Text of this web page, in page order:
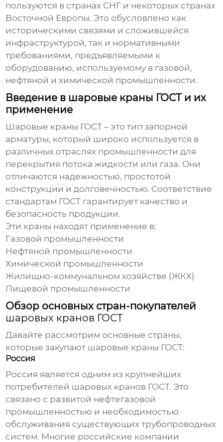
пользуются в странах СНГ и некоторых странах
Восточной Европы. Это обусловлено как
историческими связями и сложившейся
инфраструктурой, так и нормативными
требованиями, предъявляемыми к
оборудованию, используемому в газовой,
нефтяной и химической промышленности.
Введение в шаровые краны ГОСТ и их
применение
Шаровые краны ГОСТ – это тип запорной
арматуры, который широко используется в
различных отраслях промышленности для
перекрытия потока жидкости или газа. Они
отличаются надежностью, простотой
конструкции и долговечностью. Соответствие
стандартам ГОСТ гарантирует качество и
безопасность продукции.
Эти краны находят применение в:
Газовой промышленности
Нефтяной промышленности
Химической промышленности
Жилищно-коммунальном хозяйстве (ЖКХ)
Пищевой промышленности
Обзор основных стран-покупателей
шаровых кранов ГОСТ
Давайте рассмотрим основные страны,
которые закупают шаровые краны ГОСТ:
Россия
Россия является одним из крупнейших
потребителей шаровых кранов ГОСТ. Это
связано с развитой нефтегазовой
промышленностью и необходимостью
обслуживания существующих трубопроводных
систем. Многие российские компании